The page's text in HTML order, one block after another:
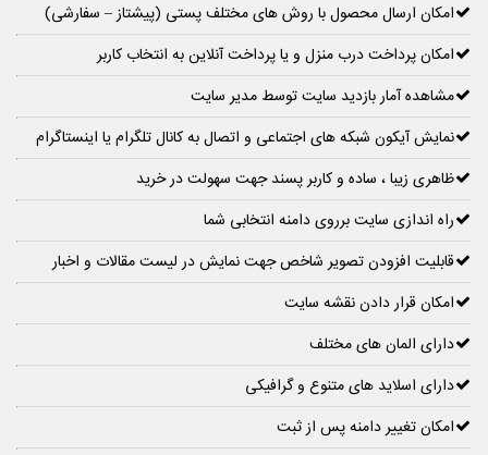
امکان ارسال محصول با روش های مختلف پستی (پیشتاز – سفارشی)
امکان پرداخت درب منزل و یا پرداخت آنلاین به انتخاب کاربر
مشاهده آمار بازدید سایت توسط مدیر سایت
نمایش آیکون شبکه های اجتماعی و اتصال به کانال تلگرام یا اینستاگرام
ظاهری زیبا ، ساده و کاربر پسند جهت سهولت در خرید
راه اندازی سایت برروی دامنه انتخابی شما
قابلیت افزودن تصویر شاخص جهت نمایش در لیست مقالات و اخبار
امکان قرار دادن نقشه سایت
دارای المان های مختلف
دارای اسلاید های متنوع و گرافیکی
امکان تغییر دامنه پس از ثبت